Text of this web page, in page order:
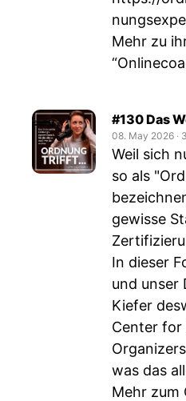
Mehr zu
#130 Das
08. May 2026 ‧
Weil sich
so als
gewisse
In dieser
und unser
Kiefer
Center for
was das
Mehr zum